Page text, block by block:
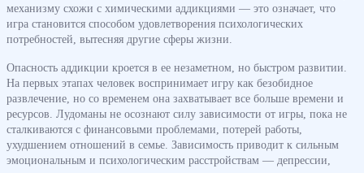
механизму схожи с химическими аддикциями — это означает, что
игра становится способом удовлетворения психологических
потребностей, вытесняя другие сферы жизни.
Опасность аддикции кроется в ее незаметном, но быстром развитии.
На первых этапах человек воспринимает игру как безобидное
развлечение, но со временем она захватывает все больше времени и
ресурсов. Лудоманы не осознают силу зависимости от игры, пока не
сталкиваются с финансовыми проблемами, потерей работы,
ухудшением отношений в семье. Зависимость приводит к сильным
эмоциональным и психологическим расстройствам — депрессии,